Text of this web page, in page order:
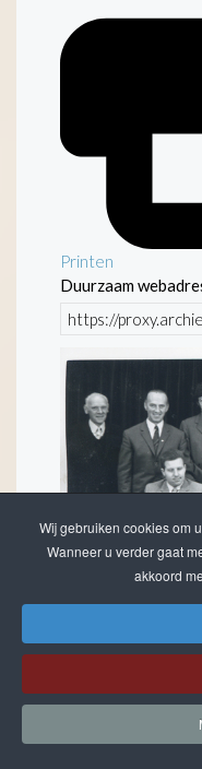
Printen
Duurzaam
Het
van Berk met
1960-1980
Wij gebruiken cookies om
Wanneer u verder gaat
akkoord